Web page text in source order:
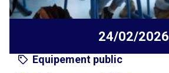
24/02/2026
Equipement public